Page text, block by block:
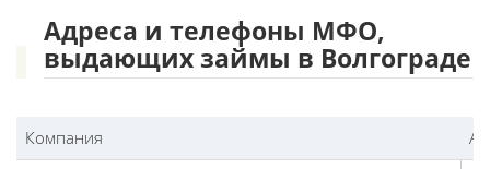
Адреса и телефоны МФО,
выдающих займы в Волгограде
Компания